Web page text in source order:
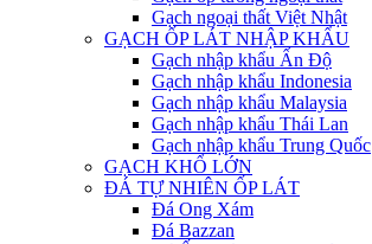
Gạch ngoại thất Việt Nhật
GẠCH ỐP LÁT NHẬP KHẨU
Gạch nhập khẩu Ấn Độ
Gạch nhập khẩu Indonesia
Gạch nhập khẩu Malaysia
Gạch nhập khẩu Thái Lan
Gạch nhập khẩu Trung Quốc
GẠCH KHỔ LỚN
ĐÁ TỰ NHIÊN ỐP LÁT
Đá Ong Xám
Đá Bazzan